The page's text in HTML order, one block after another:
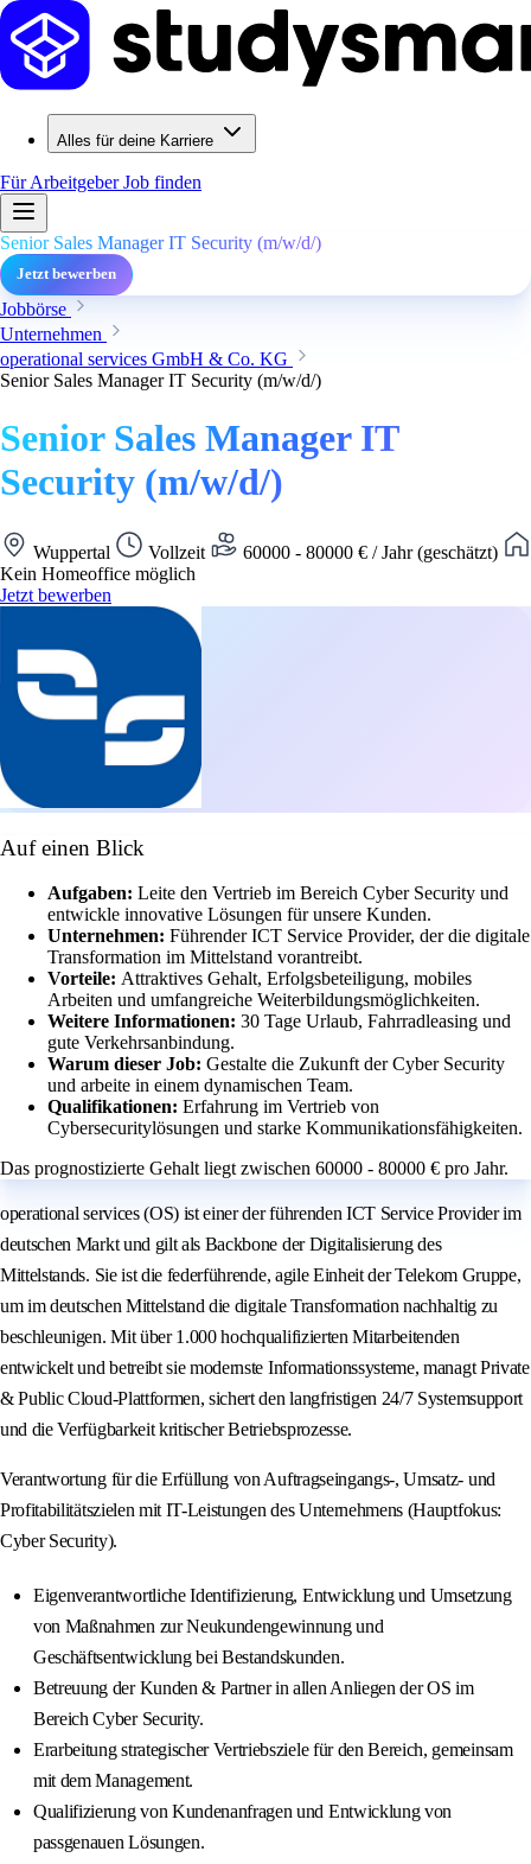
Alles für deine Karriere
Für ArbeitgeberJob finden
Senior Sales Manager IT Security (m/w/d/)
Jetzt bewerben
Jobbörse
Unternehmen
operational services GmbH & Co. KG
Senior Sales Manager IT Security (m/w/d/)
Senior Sales Manager IT
Security (m/w/d/)
Wuppertal Vollzeit
60000 - 80000 € / Jahr (geschätzt)
Kein Homeoffice möglich
Jetzt bewerben
Auf einen Blick
Aufgaben: Leite den Vertrieb im Bereich Cyber Security und
entwickle innovative Lösungen für unsere Kunden.
Unternehmen: Führender ICT Service Provider, der die digitale
Transformation im Mittelstand vorantreibt.
Vorteile: Attraktives Gehalt, Erfolgsbeteiligung, mobiles
Arbeiten und umfangreiche Weiterbildungsmöglichkeiten.
Weitere Informationen: 30 Tage Urlaub, Fahrradleasing und
gute Verkehrsanbindung.
Warum dieser Job: Gestalte die Zukunft der Cyber Security
und arbeite in einem dynamischen Team.
Qualifikationen: Erfahrung im Vertrieb von
Cybersecuritylösungen und starke Kommunikationsfähigkeiten.
Das prognostizierte Gehalt liegt zwischen 60000 - 80000 € pro Jahr.
operational services (OS) ist einer der führenden ICT Service Provider im
deutschen Markt und gilt als Backbone der Digitalisierung des
Mittelstands. Sie ist die federführende, agile Einheit der Telekom Gruppe,
um im deutschen Mittelstand die digitale Transformation nachhaltig zu
beschleunigen. Mit über 1.000 hochqualifizierten Mitarbeitenden
entwickelt und betreibt sie modernste Informationssysteme, managt Private
& Public Cloud-Plattformen, sichert den langfristigen 24/7 Systemsupport
und die Verfügbarkeit kritischer Betriebsprozesse.
Verantwortung für die Erfüllung von Auftragseingangs-, Umsatz- und
Profitabilitätszielen mit IT-Leistungen des Unternehmens (Hauptfokus:
Cyber Security).
Eigenverantwortliche Identifizierung, Entwicklung und Umsetzung
von Maßnahmen zur Neukundengewinnung und
Geschäftsentwicklung bei Bestandskunden.
Betreuung der Kunden & Partner in allen Anliegen der OS im
Bereich Cyber Security.
Erarbeitung strategischer Vertriebsziele für den Bereich, gemeinsam
mit dem Management.
Qualifizierung von Kundenanfragen und Entwicklung von
passgenauen Lösungen.